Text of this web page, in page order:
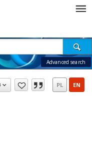
Advanced search
PL EN